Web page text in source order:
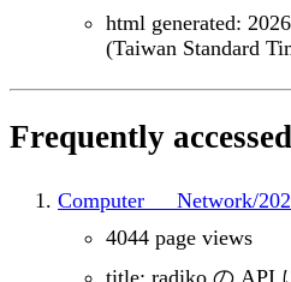
html generated:
(Taiwan Standard
Frequently
Computer___Network/
4044 page views